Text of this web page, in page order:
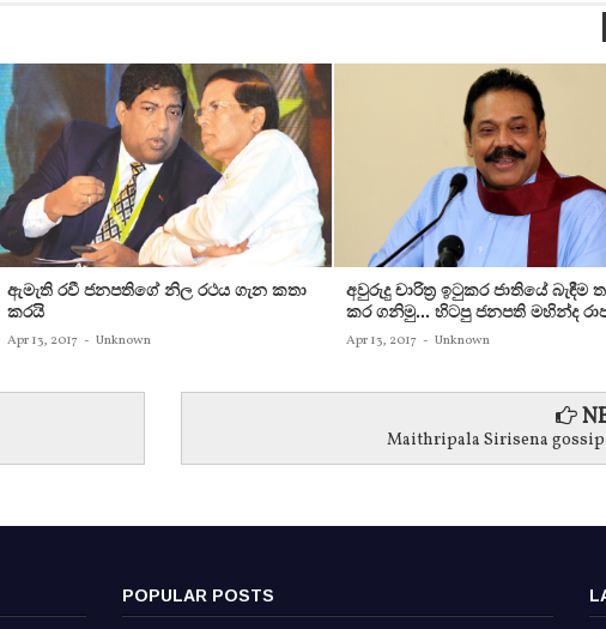
ඇමැති රවී ජනපතිගේ නිල රථය ගැන කතා
කරයි
Apr 13, 2017 - Unknown
අවුරුදු චාරිත්‍ර ඉටුකර ජාතියේ බැඳීම
කර ගනිමු... හිටපු ජනපති මහින්ද
Apr 13, 2017 - Unknown
Maithripala Sirisena
POPULAR POSTS